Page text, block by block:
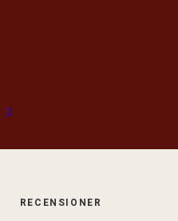
RECENSIONER